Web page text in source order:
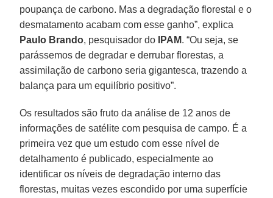
poupança de carbono. Mas a degradação florestal e o
desmatamento acabam com esse ganho”, explica
Paulo Brando, pesquisador do IPAM. “Ou seja, se
parássemos de degradar e derrubar florestas, a
assimilação de carbono seria gigantesca, trazendo a
balança para um equilíbrio positivo”.
Os resultados são fruto da análise de 12 anos de
informações de satélite com pesquisa de campo. É a
primeira vez que um estudo com esse nível de
detalhamento é publicado, especialmente ao
identificar os níveis de degradação interno das
florestas, muitas vezes escondido por uma superfície